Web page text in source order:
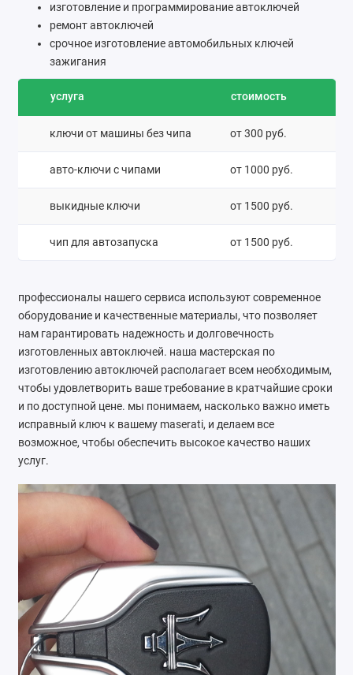
изготовление и программирование автоключей
ремонт автоключей
срочное изготовление автомобильных ключей
зажигания
услуга стоимость
ключи от машины без чипа от 300 руб.
авто-ключи с чипами от 1000 руб.
выкидные ключи от 1500 руб.
чип для автозапуска от 1500 руб.
профессионалы нашего сервиса используют современное
оборудование и качественные материалы, что позволяет
нам гарантировать надежность и долговечность
изготовленных автоключей. наша мастерская по
изготовлению автоключей располагает всем необходимым,
чтобы удовлетворить ваше требование в кратчайшие сроки
и по доступной цене. мы понимаем, насколько важно иметь
исправный ключ к вашему maserati, и делаем все
возможное, чтобы обеспечить высокое качество наших
услуг.